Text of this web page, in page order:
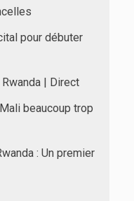
pour débuter
| Direct
beaucoup trop
: Un premier